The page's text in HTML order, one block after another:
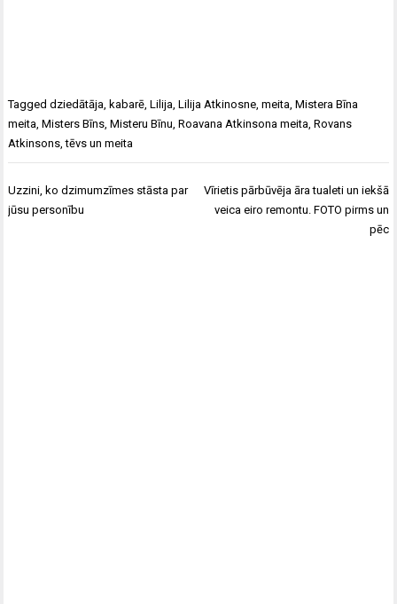
Taggeddziedātāja, kabarē,Lilija,Lilija Atkinosne,meita,Mistera Bīna
meita,Misters Bīns,Misteru Bīnu,Roavana Atkinsona meita,Rovans
Atkinsons,tēvs un meita
Ziņu
izvēlne
Uzzini, ko dzimumzīmes stāsta par
jūsu personību
Vīrietis pārbūvēja āra tualeti un iekšā
veica eiro remontu. FOTO pirms un
pēc